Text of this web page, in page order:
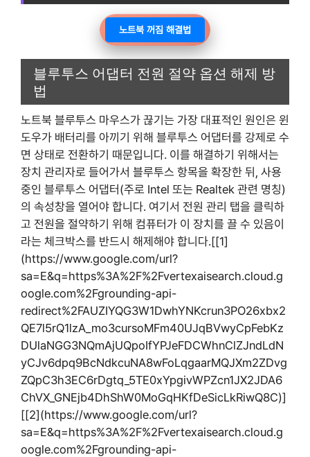
노트북 꺼짐 해결법
블루투스 어댑터 전원 절약 옵션 해제 방
법
노트북 블루투스 마우스가 끊기는 가장 대표적인 원인은 윈
도우가 배터리를 아끼기 위해 블루투스 어댑터를 강제로 수
면 상태로 전환하기 때문입니다. 이를 해결하기 위해서는
장치 관리자로 들어가서 블루투스 항목을 확장한 뒤, 사용
중인 블루투스 어댑터(주로 Intel 또는 Realtek 관련 명칭)
의 속성창을 열어야 합니다. 여기서 전원 관리 탭을 클릭하
고 전원을 절약하기 위해 컴퓨터가 이 장치를 끌 수 있음이
라는 체크박스를 반드시 해제해야 합니다.[[1]
(https://www.google.com/url?
sa=E&q=https%3A%2F%2Fvertexaisearch.cloud.g
oogle.com%2Fgrounding-api-
redirect%2FAUZIYQG3W1DwhYNKcrun3PO26xbx2
QE7l5rQ1lzA_mo3cursoMFm40UJqBVwyCpFebKz
DUlaNGG3NQmAjUQpoIfYPJeFDCWhnClZJndLdN
yCJv6dpq9BcNdkcuNA8wFoLqgaarMQJXm2ZDvg
ZQpC3h3EC6rDgtq_5TE0xYpgivWPZcn1JX2JDA6
ChVX_GNEjb4DhShW0MoGqHKfDeSicLkRiwQ8C)]
[[2](https://www.google.com/url?
sa=E&q=https%3A%2F%2Fvertexaisearch.cloud.g
oogle.com%2Fgrounding-api-